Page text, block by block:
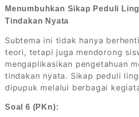
Menumbuhkan Sikap Peduli
Tindakan Nyata
Subtema ini tidak hanya
teori, tetapi juga mendorong
mengaplikasikan pengetahuan
tindakan nyata. Sikap peduli
dipupuk melalui berbagai
Soal 6 (PKn):